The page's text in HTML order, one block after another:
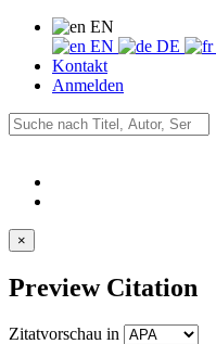
EN
EN
DE
Kontakt
Anmelden
×
Preview Citation
Zitatvorschau in